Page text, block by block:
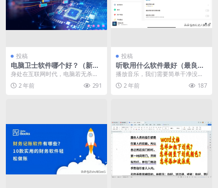
投稿
电脑卫士软件哪个好？（新电
脑该用什么杀毒软件）
身处在互联网时代，电脑若无杀毒
软件傍身犹如在黑客、钓鱼网站前
裸奔，试想你的个人资...
2 年前 291
投稿
听歌用什么软件最好（最良心
的听歌软件推荐）
播放音乐，我们需要简单干净没有
广告的播放器。怎奈现在的大多数
播放器打开就有各种各...
2 年前 187